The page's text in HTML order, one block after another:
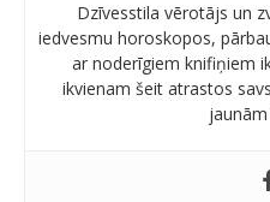
Dzīvesstila vērotājs un
iedvesmu horoskopos,
ar noderīgiem knifiņiem
ikvienam šeit atrastos